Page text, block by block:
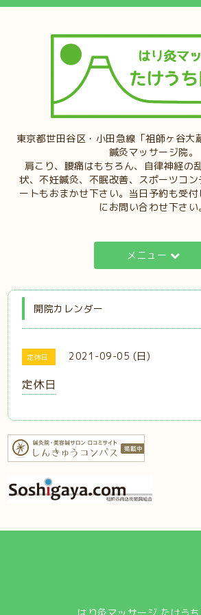
東京都世田谷区・小田急線「祖師ヶ谷大
鍼灸マッサージ院。
肩こり、腰痛はもちろん、自律神経の
状、不妊鍼灸、不眠改善、スポーツコ
ートもおまかせ下さい。当日予約も受
にお問い合わせ下さい
メニュー
開院カレンダー
定休日 2021-09-05 (日)
定休日